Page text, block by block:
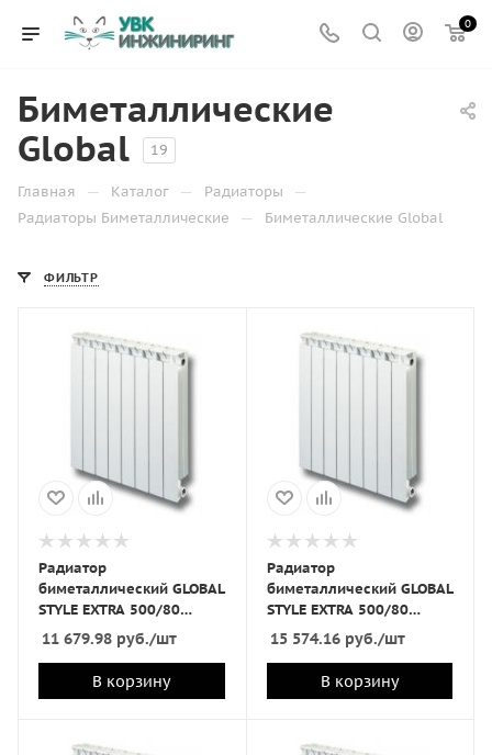
0
Биметаллические
Global
19
Главная — Каталог — Радиаторы —
Радиаторы Биметаллические — Биметаллические Global
ФИЛЬТР
Радиатор
биметаллический GLOBAL
STYLE EXTRA 500/80
6секц
11 679.98 руб./шт
В корзину
Радиатор
биметаллический GLOBAL
STYLE EXTRA 500/80
8секц
15 574.16руб./шт
В корзину